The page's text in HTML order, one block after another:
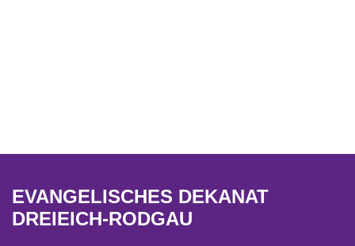
EVANGELISCHES DEKANAT
DREIEICH-RODGAU